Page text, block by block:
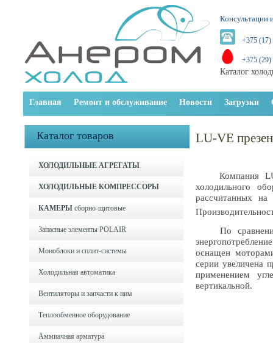
Консультации
+375 (17)
+375 (29)
Каталог
Главная Ремонт и обслуживание Новости Загрузки
Каталог товаров
ХОЛОДИЛЬНЫЕ АГРЕГАТЫ
ХОЛОДИЛЬНЫЕ КОМПРЕССОРЫ
КАМЕРЫ сборно-щитовые
Запасные элементы POLAIR
Моноблоки и cплит-системы
Холодильная автоматика
Вентиляторы и запчасти к ним
Теплообменное оборудование
Аммиачная арматура
LU-VE
Компания LU-
холодильного
рассчитанных
По сравнению
оснащен
серии увеличена
применением
вертикальной.